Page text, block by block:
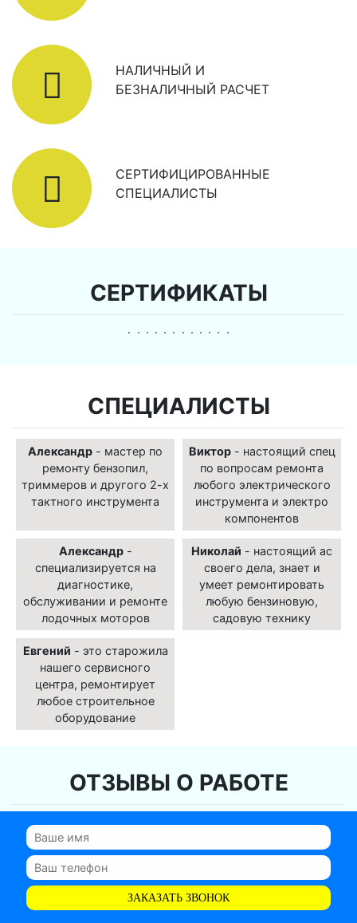
НАЛИЧНЫЙ И
БЕЗНАЛИЧНЫЙ РАСЧЕТ
СЕРТИФИЦИРОВАННЫЕ
СПЕЦИАЛИСТЫ
СЕРТИФИКАТЫ
СПЕЦИАЛИСТЫ
Александр - мастер по
ремонту бензопил,
триммеров и другого 2-х
тактного инструмента
Виктор- настоящий спец
по вопросам ремонта
любого электрического
инструмента и электро
компонентов
Александр-
специализируется на
диагностике,
обслуживании и ремонте
лодочных моторов
Николай - настоящий ас
своего дела, знает и
умеет ремонтировать
любую бензиновую,
садовую технику
Евгений - это старожила
нашего сервисного
центра, ремонтирует
любое строительное
оборудование
ОТЗЫВЫ О РАБОТЕ
ЗАКАЗАТЬ ЗВОНОК